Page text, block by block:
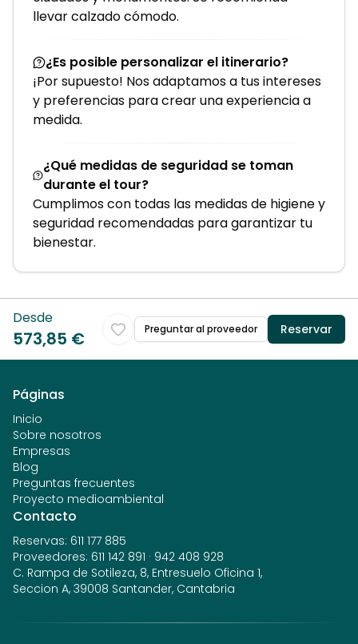
llevar calzado cómodo.
¿Es posible personalizar el itinerario?
¡Por supuesto! Nos adaptamos a tus intereses
y preferencias para crear una experiencia a
medida.
¿Qué medidas de seguridad se toman
durante el tour?
Cumplimos con todas las medidas de higiene y
seguridad recomendadas para garantizar tu
bienestar.
Desde
573,85 € Preguntar al proveedor Reservar
Páginas
Inicio
Sobre nosotros
Empresas
Blog
Preguntas frecuentes
Proyecto medioambiental
Contacto
Reservas: 611 177 885
Proveedores: 611 142 891 · 942 408 928
C. Rampa de Sotileza, 8, Entresuelo Oficina 1,
Seccion A, 39008 Santander, Cantabria